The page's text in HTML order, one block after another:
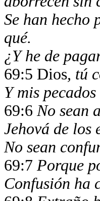
Se han hecho
qué.
¿Y he de
69:5 Dios, tú
Y mis
69:6No sean
Jehová de los
No sean
69:7 Porque
Confusión ha